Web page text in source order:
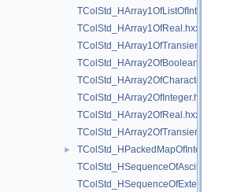
TColStd_HArray1OfListOfInteger.hxx
TColStd_HArray1OfReal.hxx
TColStd_HArray1OfTransient.hxx
TColStd_HArray2OfBoolean.hxx
TColStd_HArray2OfCharacter.hxx
TColStd_HArray2OfInteger.hxx
TColStd_HArray2OfReal.hxx
TColStd_HArray2OfTransient.hxx
►
TColStd_HPackedMapOfInteger.hxx
TColStd_HSequenceOfAsciiString.hxx